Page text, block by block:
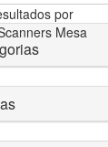
por
Mesa